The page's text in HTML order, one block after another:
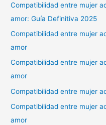
Compatibilidad entre mujer
amor: Guía Definitiva 2025
Compatibilidad entre mujer
amor
Compatibilidad entre mujer
amor
Compatibilidad entre mujer
Compatibilidad entre mujer
amor